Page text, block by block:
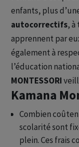
enfants, plus
autocorrectifs, à
apprennent par
également à
l’éducation
MONTESSORI
Kamana
Combien
scolarité sont
plein. Ces frais